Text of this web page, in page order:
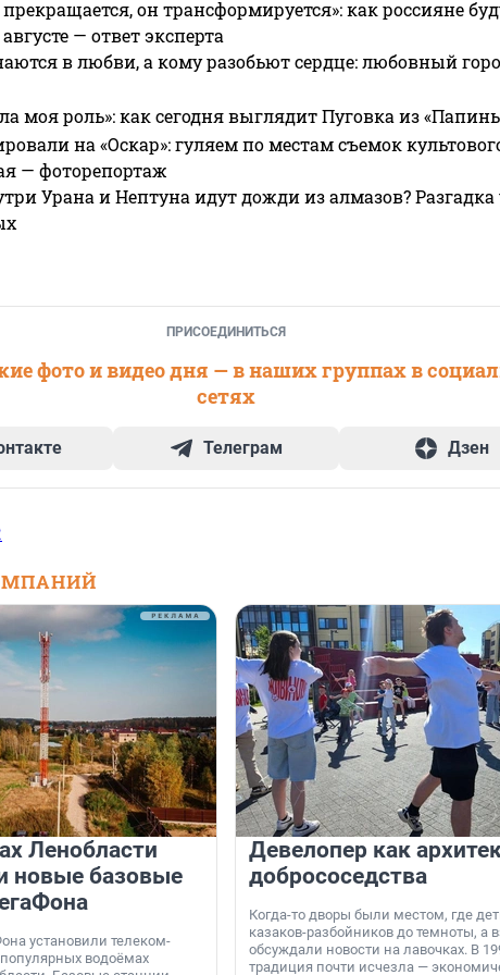
он трансформируется»: как россияне
— ответ эксперта
в любви, а кому разобьют сердце: любовный
моя роль»: как сегодня выглядит Пуговка из
на «Оскар»: гуляем по местам съемок
— фоторепортаж
Урана и Нептуна идут дожди из алмазов?
ПРИСОЕДИНИТЬСЯ
фото и видео дня — в наших группах в
сетях
Телеграм Дзен
Ленобласти
новые базовые
установили телеком-
водоёмах
Девелопер как
добрососедства
Когда-то дворы были местом, где
казаков-разбойников до темноты, а
обсуждали новости на лавочках. В
традиция почти исчезла —